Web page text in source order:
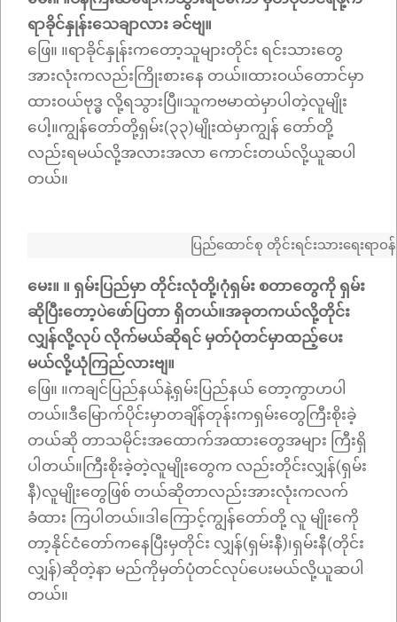
ရာခိုင်နှုန်းသေချာလား ခင်ဗျ။
ဖြေ။ ။ရာခိုင်နှုန်းကတော့သူများတိုင်း ရင်းသားတွေ
အားလုံးကလည်းကြိုးစားနေ တယ်။ထားဝယ်တောင်မှာ
ထားဝယ်ဗုဒ္ဓ လို့ရသွားပြီ။သူကဗမာထဲမှာပါတဲ့လူမျိုး
ပေါ့။ကျွန်တော်တို့ရှမ်း(၃၃)မျိုးထဲမှာကျွန် တော်တို့
လည်းရမယ်လို့အလားအလာ ကောင်းတယ်လို့ယူဆပါ
တယ်။
ပြည်ထောင်စု တိုင်းရင်းသားရေးရ
မေး။ ။ ရှမ်းပြည်မှာ တိုင်းလုံတို့၊ဂုံရှမ်း စတာတွေကို ရှမ်း
ဆိုပြီးတော့ပဲဖော်ပြတာ ရှိတယ်။အခုတကယ်လို့တိုင်း
လျှန်လို့လုပ် လိုက်မယ်ဆိုရင် မှတ်ပုံတင်မှာထည့်ပေး
မယ်လို့ယုံကြည်လားဗျ။
ဖြေ။ ။ကချင်ပြည်နယ်နဲ့ရှမ်းပြည်နယ် တော့ကွာဟပါ
တယ်။ဒီမြောက်ပိုင်းမှာတချိန်တုန်းကရှမ်းတွေကြီးစိုးခဲ့
တယ်ဆို တာသမိုင်းအထောက်အထားတွေအများ ကြီးရှိ
ပါတယ်။ကြီးစိုးခဲ့တဲ့လူမျိုးတွေက လည်းတိုင်းလျှန်(ရှမ်း
နီ)လူမျိုးတွေဖြစ် တယ်ဆိုတာလည်းအားလုံးကလက်
ခံထား ကြပါတယ်။ဒါကြောင့်ကျွန်တော်တို့ လူ မျိုးကေို
တာ့နိုင်ငံတော်ကနေပြီးမှတိုင်း လျှန်(ရှမ်းနီ)၊ရှမ်းနီ(တိုင်း
လျှန်)ဆိုတဲ့နာ မည်ကိုမှတ်ပုံတင်လုပ်ပေးမယ်လို့ယူဆပါ
တယ်။